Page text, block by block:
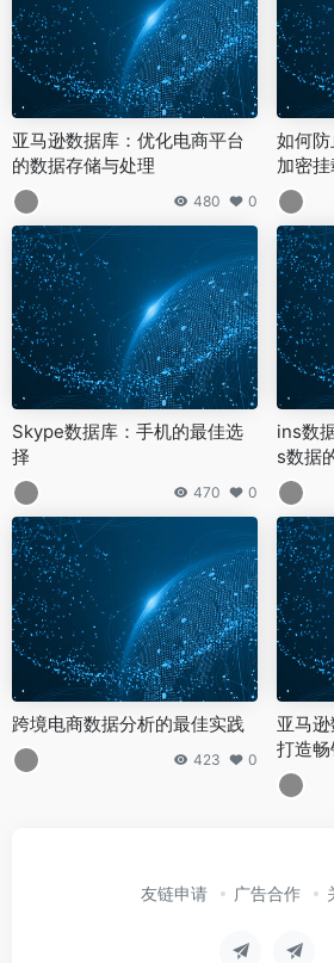
亚马逊数据库：优化电商平台
的数据存储与处理
480 0
如何
加密
Skype数据库：手机的最佳选
择
470 0
ins数
s数据
跨境电商数据分析的最佳实践
423 0
亚马
打造
友链申请 广告合作